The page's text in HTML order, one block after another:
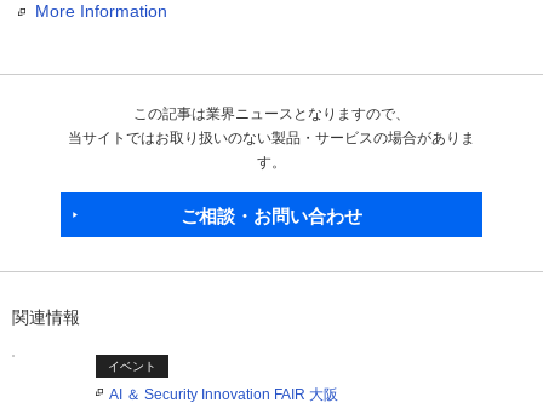
More Information
この記事は業界ニュースとなりますので、
当サイトではお取り扱いのない製品・サービスの場合がありま
す。
ご相談・お問い合わせ
関連情報
イベント
AI ＆ Security Innovation FAIR 大阪